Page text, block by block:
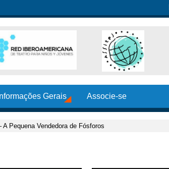
Informações Gerais Associe-se
Pequena Vendedora de Fósforos